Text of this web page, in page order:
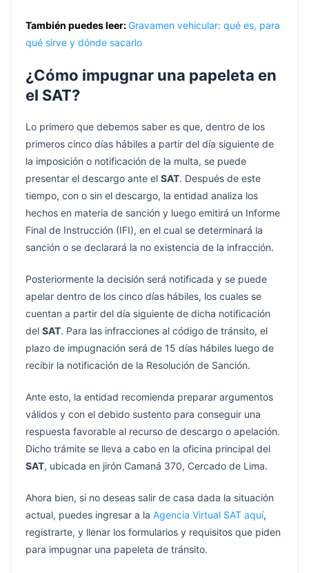
También puedes leer:Gravamen vehicular: qué es, para
qué sirve y dónde sacarlo
¿Cómo impugnar una papeleta en
el SAT?
Lo primero que debemos saber es que, dentro de los
primeros cinco días hábiles a partir del día siguiente de
la imposición o notificación de la multa, se puede
presentar el descargo ante el SAT. Después de este
tiempo, con o sin el descargo, la entidad analiza los
hechos en materia de sanción y luego emitirá un Informe
Final de Instrucción (IFI), en el cual se determinará la
sanción o se declarará la no existencia de la infracción.
Posteriormente la decisión será notificada y se puede
apelar dentro de los cinco días hábiles, los cuales se
cuentan a partir del día siguiente de dicha notificación
del SAT. Para las infracciones al código de tránsito, el
plazo de impugnación será de 15 días hábiles luego de
recibir la notificación de la Resolución de Sanción.
Ante esto, la entidad recomienda preparar argumentos
válidos y con el debido sustento para conseguir una
respuesta favorable al recurso de descargo o apelación.
Dicho trámite se lleva a cabo en la oficina principal del
SAT, ubicada en jirón Camaná 370, Cercado de Lima.
Ahora bien, si no deseas salir de casa dada la situación
actual, puedes ingresar a la Agencia Virtual SAT aquí,
registrarte, y llenar los formularios y requisitos que piden
para impugnar una papeleta de tránsito.